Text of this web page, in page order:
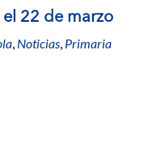
22 de marzo
, Noticias, Primaria